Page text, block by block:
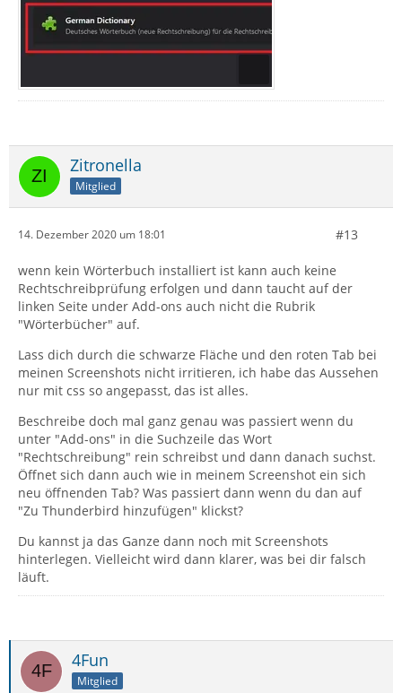
Zitronella
Mitglied
14. Dezember 2020 um 18:01 #13
wenn kein Wörterbuch installiert ist kann auch keine
Rechtschreibprüfung erfolgen und dann taucht auf der
linken Seite under Add-ons auch nicht die Rubrik
"Wörterbücher" auf.
Lass dich durch die schwarze Fläche und den roten Tab bei
meinen Screenshots nicht irritieren, ich habe das Aussehen
nur mit css so angepasst, das ist alles.
Beschreibe doch mal ganz genau was passiert wenn du
unter "Add-ons" in die Suchzeile das Wort
"Rechtschreibung" rein schreibst und dann danach suchst.
Öffnet sich dann auch wie in meinem Screenshot ein sich
neu öffnenden Tab? Was passiert dann wenn du dan auf
"Zu Thunderbird hinzufügen" klickst?
Du kannst ja das Ganze dann noch mit Screenshots
hinterlegen. Vielleicht wird dann klarer, was bei dir falsch
läuft.
4Fun
Mitglied